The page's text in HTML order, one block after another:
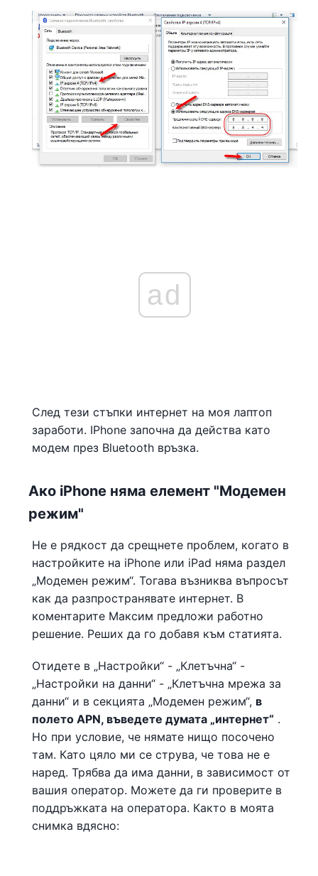
ad
След тези стъпки интернет на моя лаптоп
заработи. IPhone започна да действа като
модем през Bluetooth връзка.
Ако iPhone няма елемент "Модемен
режим"
Не е рядкост да срещнете проблем, когато в
настройките на iPhone или iPad няма раздел
„Модемен режим“. Тогава възниква въпросът
как да разпространявате интернет. В
коментарите Максим предложи работно
решение. Реших да го добавя към статията.
Отидете в „Настройки“ - „Клетъчна“ -
„Настройки на данни“ - „Клетъчна мрежа за
данни“ и в секцията „Модемен режим“, в
полето APN, въведете думата „интернет“ .
Но при условие, че нямате нищо посочено
там. Като цяло ми се струва, че това не е
наред. Трябва да има данни, в зависимост от
вашия оператор. Можете да ги проверите в
поддръжката на оператора. Както в моята
снимка вдясно: